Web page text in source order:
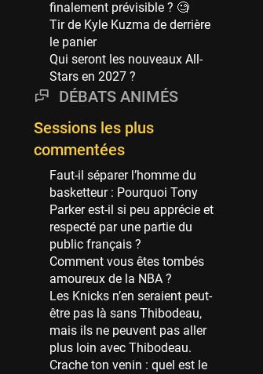
69 sessions
Phoenix Suns
69 sessions
Miami Heat
63 sessions
Los Angeles Clippers
61 sessions
53 sessions
New Orleans Pelicans
53 sessions
Jeux Olympiques
52 sessions
Atlanta Hawks
45 sessions
Chicago Bulls
41 sessions
finalement prévisible ? 🧐
Tir de Kyle Kuzma de derrière
le panier
Qui seront les nouveaux All-
Stars en 2027 ?
DÉBATS ANIMÉS
Sessions les plus
commentées
Faut-il séparer l’homme du
basketteur : Pourquoi Tony
Parker est-il si peu apprécie et
respecté par une partie du
public français ?
Comment vous êtes tombés
amoureux de la NBA ?
Les Knicks n’en seraient peut-
être pas là sans Thibodeau,
mais ils ne peuvent pas aller
plus loin avec Thibodeau.
Crache ton venin : quel est le